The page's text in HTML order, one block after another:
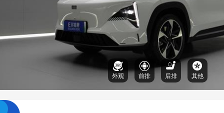
外观 前排 后排 其他